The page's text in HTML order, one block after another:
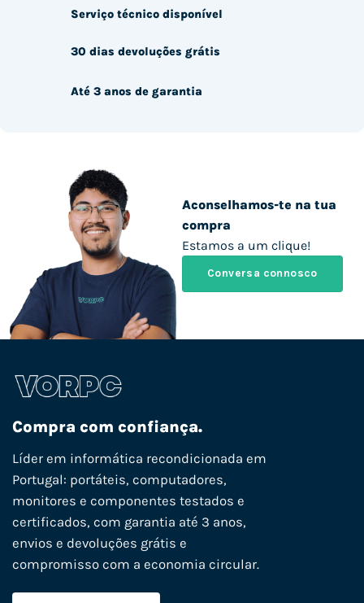
Aconselhamos-te na tua
compra
Estamos a um clique!
Conversa connosco
Serviço técnico disponível
30 dias devoluções grátis
Até 3 anos de garantia
Compra com confiança.
Líder em informática recondicionada em
Portugal: portáteis, computadores,
monitores e componentes testados e
certificados, com garantia até 3 anos,
envios e devoluções grátis e
compromisso com a economia circular.